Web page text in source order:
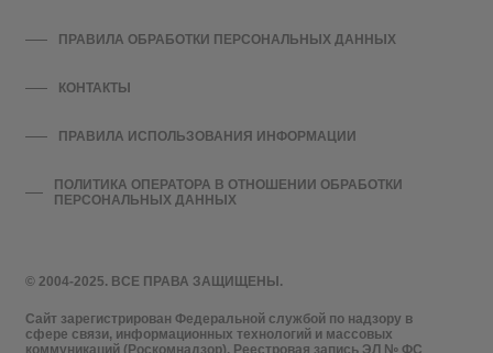
© 2004-2025. ВСЕ ПРАВА ЗАЩИЩЕНЫ.
Сайт зарегистрирован Федеральной службой по надзору в
сфере связи, информационных технологий и массовых
коммуникаций (Роскомнадзор). Реестровая запись ЭЛ № ФС
ПРАВИЛА ОБРАБОТКИ ПЕРСОНАЛЬНЫХ ДАННЫХ
КОНТАКТЫ
ПРАВИЛА ИСПОЛЬЗОВАНИЯ ИНФОРМАЦИИ
ПОЛИТИКА ОПЕРАТОРА В ОТНОШЕНИИ ОБРАБОТКИ
ПЕРСОНАЛЬНЫХ ДАННЫХ